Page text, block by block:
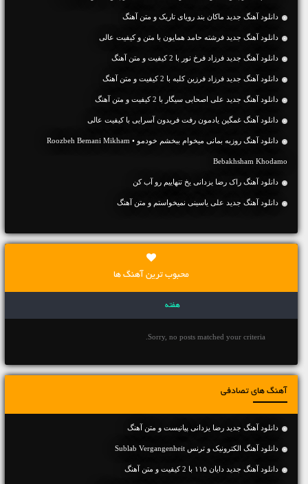
دانلود آهنگ جديد ماکان بند رویای تاریک و متن آهنگ
دانلود آهنگ جديد فرشته حامد همایون با متن و کیفیت عالی
دانلود آهنگ جديد فرزاد فرخ نور با 2 کیفیت و متن آهنگ
دانلود آهنگ جديد فرزاد فرزین کلبه با 2 کیفیت و متن آهنگ
دانلود آهنگ جديد علی اصحابی سیگار با 2 کیفیت و متن آهنگ
دانلود آهنگ غمگین یادمون رفت فریدون آسرایی با کیفیت عالی
دانلود آهنگ روزبه بمانی میخوام ببخشم خودمو • Roozbeh Bemani Mikham
Bebakhsham Khodamo
دانلود آهنگ راک رضا یزدانی یخ تنهاییم رو آب کن
دانلود آهنگ جديد علی یاسینی نمیخواستم و متن آهنگ
محبوب ترین آهنگ ها
هفته
Sorry, no posts matched your criteria.
آهنگ های تصادفی
دانلود آهنگ جديد رضا یزدانی پیانیست و متن آهنگ
دانلود آهنگ الکترونیک و ترنس Sublab Vergangenheit
دانلود آهنگ جديد دایان ۱۱۵ با 2 کیفیت و متن آهنگ